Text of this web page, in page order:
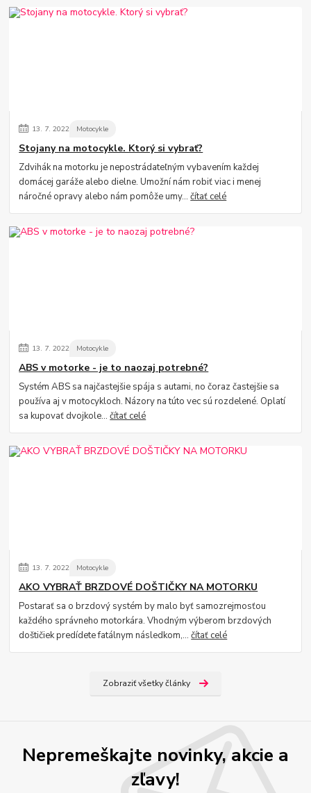
13. 7. 2022 Motocykle
Stojany na motocykle. Ktorý si vybrať?
Zdvihák na motorku je nepostrádateľným vybavením každej
domácej garáže alebo dielne. Umožní nám robiť viac i menej
náročné opravy alebo nám pomôže umy...čítať celé
13. 7. 2022 Motocykle
ABS v motorke - je to naozaj potrebné?
Systém ABS sa najčastejšie spája s autami, no čoraz častejšie sa
používa aj v motocykloch. Názory na túto vec sú rozdelené. Oplatí
sa kupovať dvojkole...čítať celé
13. 7. 2022 Motocykle
AKO VYBRAŤ BRZDOVÉ DOŠTIČKY NA MOTORKU
Postarať sa o brzdový systém by malo byť samozrejmosťou
každého správneho motorkára. Vhodným výberom brzdových
doštičiek predídete fatálnym následkom,...čítať celé
Zobraziť všetky články
Nepremeškajte novinky, akcie a
zľavy!